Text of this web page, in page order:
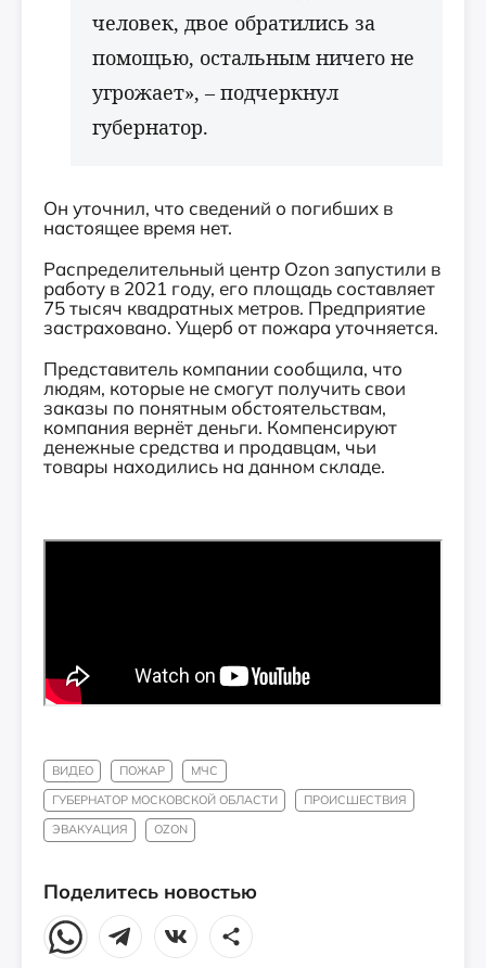
человек, двое обратились за
помощью, остальным ничего не
угрожает», – подчеркнул
губернатор.
Он уточнил, что сведений о погибших в
настоящее время нет.
Распределительный центр Ozon запустили в
работу в 2021 году, его площадь составляет
75 тысяч квадратных метров. Предприятие
застраховано. Ущерб от пожара уточняется.
Представитель компании сообщила, что
людям, которые не смогут получить свои
заказы по понятным обстоятельствам,
компания вернёт деньги. Компенсируют
денежные средства и продавцам, чьи
товары находились на данном складе.
ВИДЕО ПОЖАР
МЧС
ГУБЕРНАТОР МОСКОВСКОЙ ОБЛАСТИ
ПРОИСШЕСТВИЯ
ЭВАКУАЦИЯ
OZON
Поделитесь новостью